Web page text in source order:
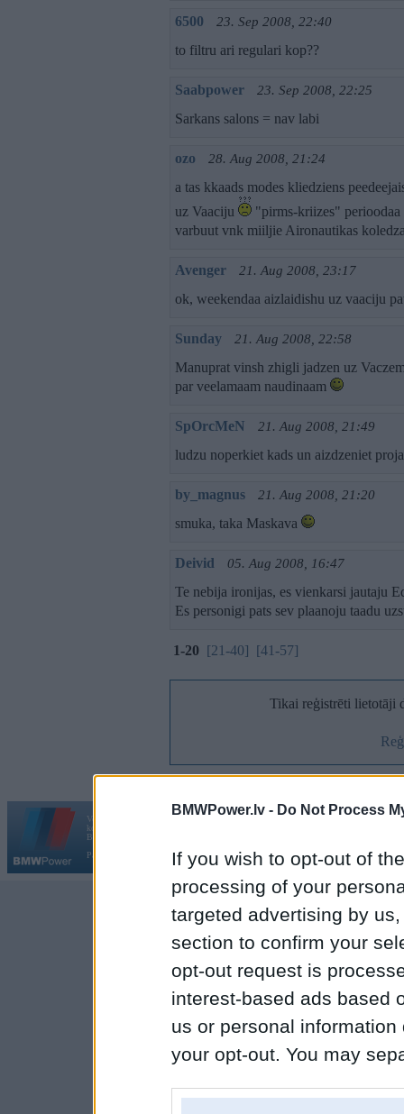
BMWPower.lv - Do Not Process
If you wish to opt-out of
processing of your
targeted advertising by
section to confirm your
opt-out request is
interest-based ads based
us or personal
your opt-out. You may
6500 23. Sep 2008, 22:40
to filtru ari regulari kop??
Saabpower 23. Sep 2008, 22:25
Sarkans salons = nav labi
ozo 28. Aug 2008, 21:24
a tas kkaads modes kliedziens
uz Vaaciju
"pirms-kriizes"
varbuut vnk miiljie Aironautikas
Avenger 21. Aug 2008, 23:17
ok, weekendaa aizlaidishu uz vaaciju
Sunday 21. Aug 2008, 22:58
Manuprat vinsh zhigli jadzen uz
par veelamaam naudinaam
SpOrcMeN 21. Aug 2008, 21:49
ludzu noperkiet kads un aizdzeniet
by_magnus 21. Aug 2008, 21:20
smuka, taka Maskava
Deivid 05. Aug 2008, 16:47
Te nebija ironijas, es vienkarsi jautaju
Es personigi pats sev plaanoju taadu
1-20 [21-40] [41-57]
Tikai reģistrēti lietotāji
Vortāls BMWPower.lv darbojas
kopš 2002. gada 14. maija. Tas nav auto klubs un nav saistīts ar
BMW AG.
Par BMWPower
Kontakti | Reklāma